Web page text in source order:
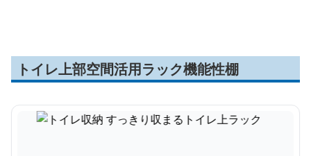
トイレ上部空間活用ラック機能性棚